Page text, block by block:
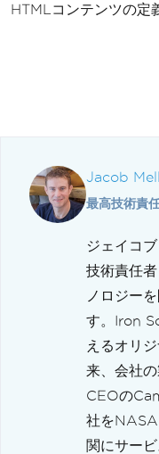
HTMLコンテンツの定
Jacob
最高技術責
ジェイコ
技術責任
ノロジー
す。Iron
えるオリ
来、会社
CEOの
社をNASA
関にサー